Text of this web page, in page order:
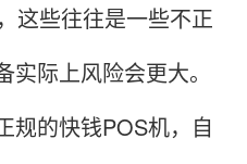
这些往往是一些不正
际上风险会更大。
规的快钱POS机，自